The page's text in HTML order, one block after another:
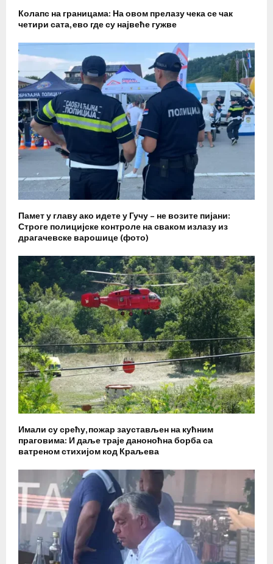
Колапс на границама: На овом прелазу чека се чак
четири сата, ево где су највеће гужве
Памет у главу ако идете у Гучу – не возите пијани:
Строге полицијске контроле на сваком излазу из
драгачевске варошице (фото)
Имали су срећу, пожар заустављен на кућним
праговима: И даље траје даноноћна борба са
ватреном стихијом код Краљева